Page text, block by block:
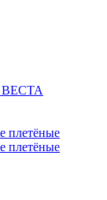
ВЕСТА
плетёные
плетёные